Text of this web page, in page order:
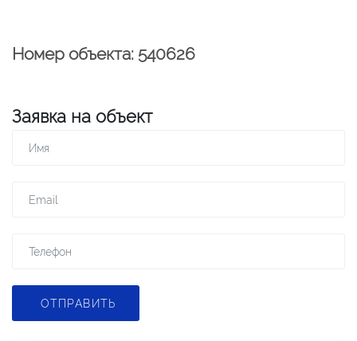
Номер объекта: 540626
Заявка на объект
ОТПРАВИТЬ